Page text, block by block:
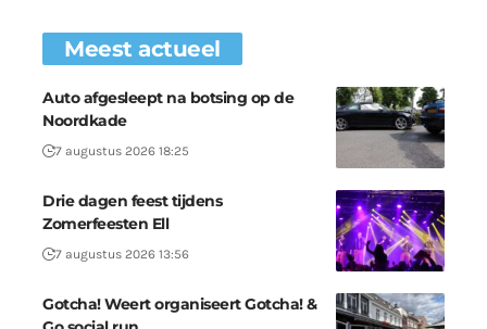
Meest actueel
Auto afgesleept na botsing op de
Noordkade
7 augustus 2026 18:25
Drie dagen feest tijdens
Zomerfeesten Ell
7 augustus 2026 13:56
Gotcha! Weert organiseert Gotcha! &